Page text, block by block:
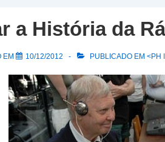
a História da
EM 10/12/2012 PUBLICADO EM <PH